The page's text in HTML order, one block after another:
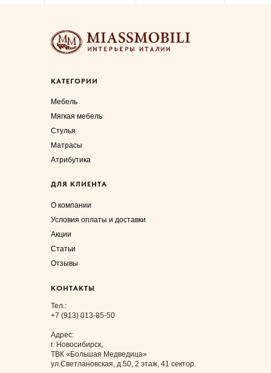
КАТЕГОРИИ
Мебель
Мягкая мебель
Стулья
Матрасы
Атрибутика
ДЛЯ КЛИЕНТА
О компании
Условия оплаты и доставки
Акции
Статьи
Отзывы
КОНТАКТЫ
Тел.:
+7 (913) 013-85-50
Адрес:
г. Новосибирск,
ТВК «Большая Медведица»
ул.Светлановская, д.50, 2 этаж, 41 сектор.